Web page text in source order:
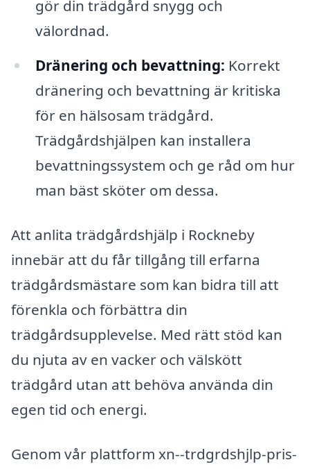
gör din trädgård snygg och
välordnad.
Dränering och bevattning: Korrekt
dränering och bevattning är kritiska
för en hälsosam trädgård.
Trädgårdshjälpen kan installera
bevattningssystem och ge råd om hur
man bäst sköter om dessa.
Att anlita trädgårdshjälp i Rockneby
innebär att du får tillgång till erfarna
trädgårdsmästare som kan bidra till att
förenkla och förbättra din
trädgårdsupplevelse. Med rätt stöd kan
du njuta av en vacker och välskött
trädgård utan att behöva använda din
egen tid och energi.
Genom vår plattform xn--trdgrdshjlp-pris-